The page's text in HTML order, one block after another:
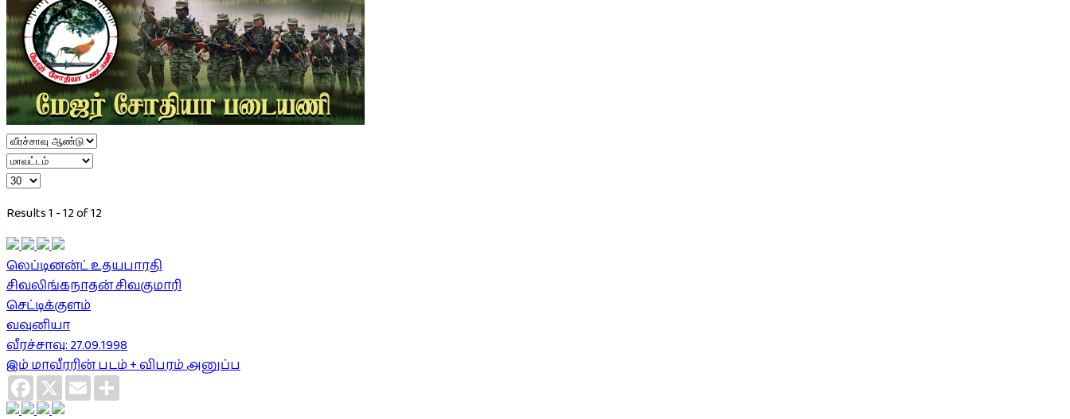
Results 1 - 12 of 12
லெப்டினன்ட் உதயபாரதி
சிவலிங்கநாதன் சிவகுமாரி
செட்டிக்குளம்
வவுனியா
வீரச்சாவு: 27.09.1998
இம் மாவீரரின் படம் + விபரம் அனுப்ப
Facebook
X Email